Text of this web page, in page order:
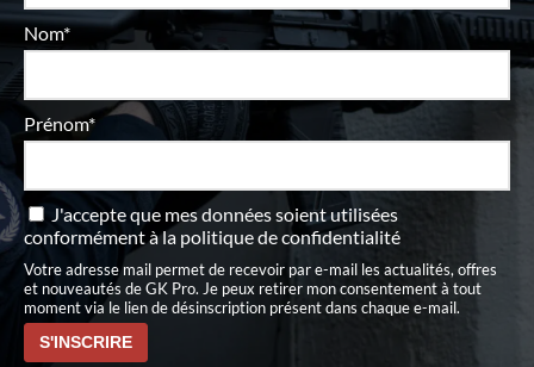
Nom*
Prénom*
J'accepte que mes données soient utilisées
conformément àla politique de confidentialité
Votre adresse mail permet de recevoir par e-mail les actualités, offres
et nouveautés de GK Pro. Je peux retirer mon consentement à tout
moment via le lien de désinscription présent dans chaque e-mail.